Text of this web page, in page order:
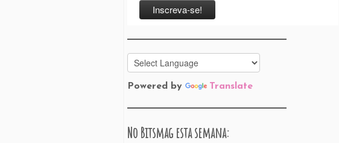
Powered by Translate
No Bitsmag esta semana: